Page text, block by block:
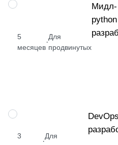
ПРОФЕССИЯ
5
месяцев
·
Для
продвинутых
Мидл-
python
ПРОФЕССИЯ
3
·
Для